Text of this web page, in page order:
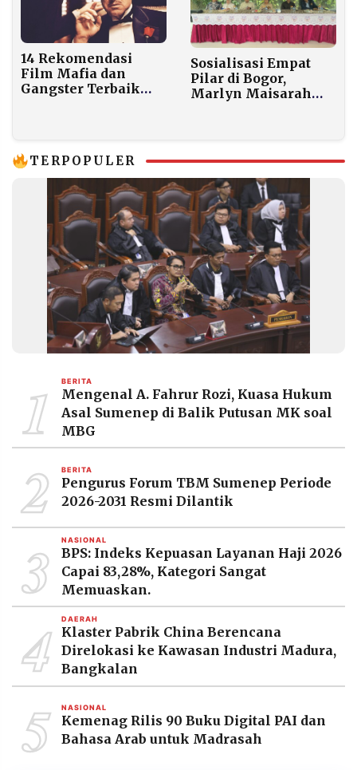
14 Rekomendasi
Film Mafia dan
Gangster Terbaik
Sosialisasi Empat
Pilar di Bogor,
Marlyn Maisarah
TERPOPULER
1 BERITA
Mengenal A. Fahrur Rozi, Kuasa Hukum
Asal Sumenep di Balik Putusan MK soal
MBG
2 BERITA
Pengurus Forum TBM Sumenep Periode
2026-2031 Resmi Dilantik
3 NASIONAL
BPS: Indeks Kepuasan Layanan Haji 2026
Capai 83,28%, Kategori Sangat
Memuaskan.
4 DAERAH
Klaster Pabrik China Berencana
Direlokasi ke Kawasan Industri Madura,
Bangkalan
5 NASIONAL
Kemenag Rilis 90 Buku Digital PAI dan
Bahasa Arab untuk Madrasah